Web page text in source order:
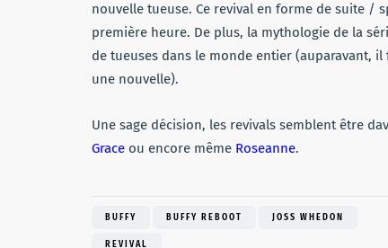
nouvelle tueuse. Ce revival en forme de suite /
première heure. De plus, la mythologie de la
de tueuses dans le monde entier (auparavant,
une nouvelle).
Une sage décision, les revivals semblent être
Grace ou encore même Roseanne.
BUFFY BUFFY REBOOT JOSS WHEDON
REVIVAL